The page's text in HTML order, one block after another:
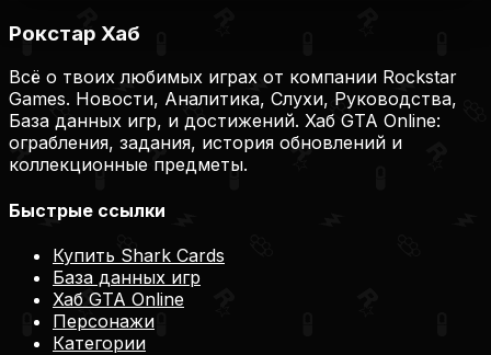
Рокстар Хаб
Всё о твоих любимых играх от компании Rockstar
Games. Новости, Аналитика, Слухи, Руководства,
База данных игр, и достижений. Хаб GTA Online:
ограбления, задания, история обновлений и
коллекционные предметы.
Быстрые ссылки
Купить Shark Cards
База данных игр
Хаб GTA Online
Персонажи
Категории